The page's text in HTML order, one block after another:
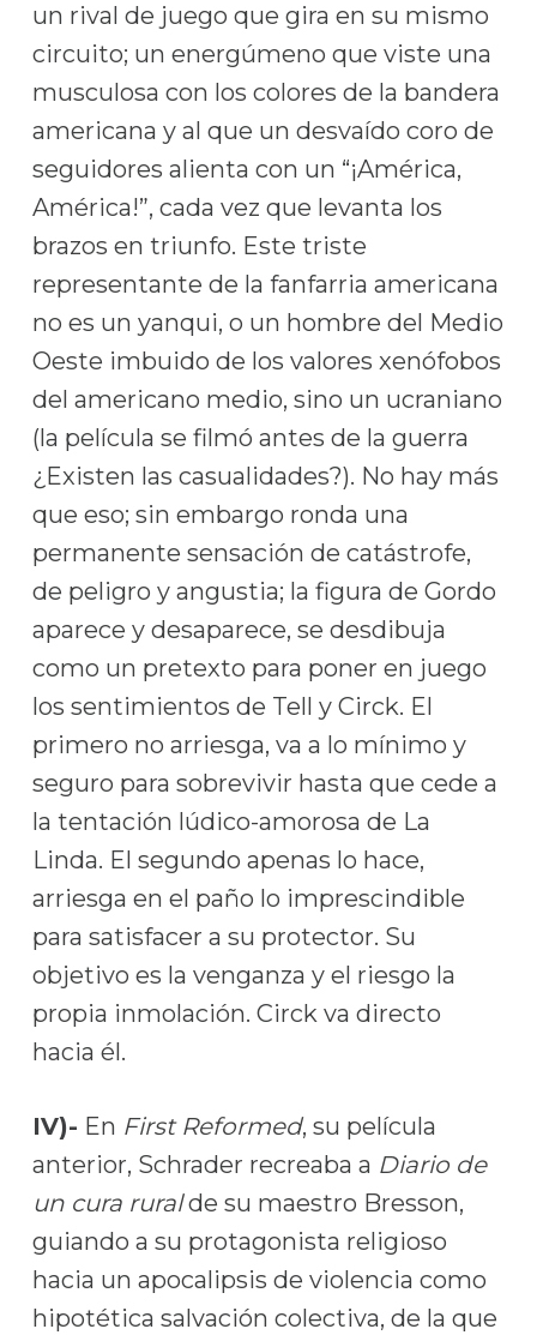
un rival de juego que gira en su mismo
circuito; un energúmeno que viste una
musculosa con los colores de la bandera
americana y al que un desvaído coro de
seguidores alienta con un “¡América,
América!”, cada vez que levanta los
brazos en triunfo. Este triste
representante de la fanfarria americana
no es un yanqui, o un hombre del Medio
Oeste imbuido de los valores xenófobos
del americano medio, sino un ucraniano
(la película se filmó antes de la guerra
¿Existen las casualidades?). No hay más
que eso; sin embargo ronda una
permanente sensación de catástrofe,
de peligro y angustia; la figura de Gordo
aparece y desaparece, se desdibuja
como un pretexto para poner en juego
los sentimientos de Tell y Circk. El
primero no arriesga, va a lo mínimo y
seguro para sobrevivir hasta que cede a
la tentación lúdico-amorosa de La
Linda. El segundo apenas lo hace,
arriesga en el paño lo imprescindible
para satisfacer a su protector. Su
objetivo es la venganza y el riesgo la
propia inmolación. Circk va directo
hacia él.
IV)- En First Reformed, su película
anterior, Schrader recreaba a Diario de
un cura ruralde su maestro Bresson,
guiando a su protagonista religioso
hacia un apocalipsis de violencia como
hipotética salvación colectiva, de la que